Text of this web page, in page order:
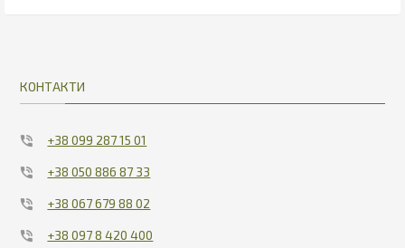
КОНТАКТИ
+38 099 287 15 01
+38 050 886 87 33
+38 067 679 88 02
+38 097 8 420 400